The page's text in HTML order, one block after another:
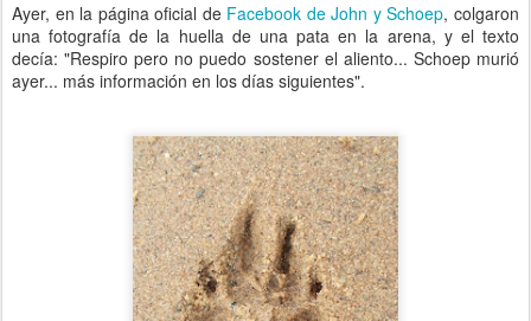
Ayer, en la página oficial de Facebook de John y Schoep, colgaron
una fotografía de la huella de una pata en la arena, y el texto
decía: "Respiro pero no puedo sostener el aliento... Schoep murió
ayer... más información en los días siguientes".